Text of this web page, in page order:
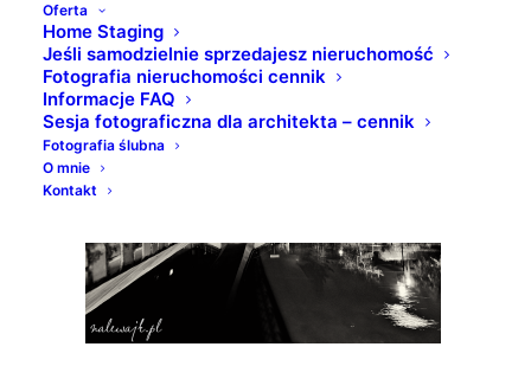
Oferta
Home Staging
Jeśli samodzielnie sprzedajesz nieruchomość
Fotografia nieruchomości cennik
Informacje FAQ
Sesja fotograficzna dla architekta – cennik
Fotografia ślubna
O mnie
Kontakt